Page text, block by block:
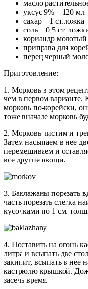
масло
уксус 9% – 120 мл
сахар – 1 ст.ложка
соль – 0,5 ст.
кориандр молотый
приправа для
перец черный
Приготовление:
1. Морковь в этом
чем в первом варианте.
морковь по-корейски,
тоже вначале морковь
2. Морковь чистим и
Затем насыпаем в нее
перемешиваем и
все другие овощи.
3. Баклажаны порезать
часть порезать слегка
кусочками по 1 см.
4. Поставить на огонь
литра и всыпать две
закипит, всыпать в нее
кастрюлю крышкой.
засечь время.